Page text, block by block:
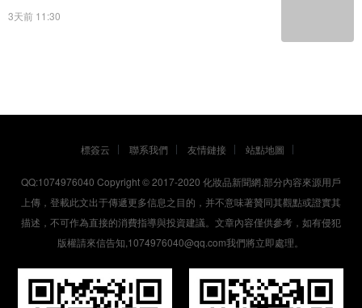
3天前 11:30
標簽云 聯系我們 友情鏈接 站點地圖
QQ:1074976040 Copyright © 2017-2020 化妝品新聞網.部分內容來源用戶
上傳，登載此文出于傳遞更多信息之目的，并不意味著贊同其觀點或證實其
描述，不可作為直接的消費指導與投資建議。文章內容僅供參考，如有侵犯
版權請來信告知,1074976040@qq.com我們將立即處理。